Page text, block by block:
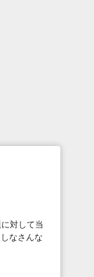
対して当
なさんな